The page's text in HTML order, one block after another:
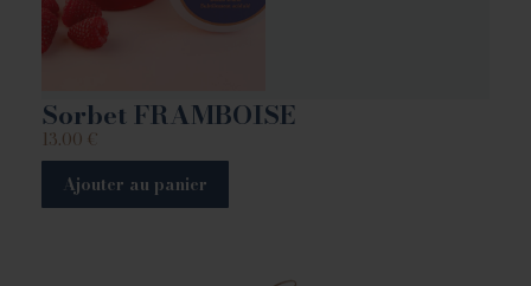
Sorbet FRAMBOISE
13.00 €
Ajouter au panier